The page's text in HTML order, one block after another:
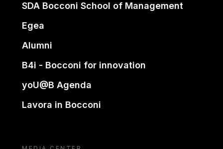
SDA Bocconi School of Management
Egea
Alumni
B4i - Bocconi for innovation
yoU@B Agenda
Lavora in Bocconi